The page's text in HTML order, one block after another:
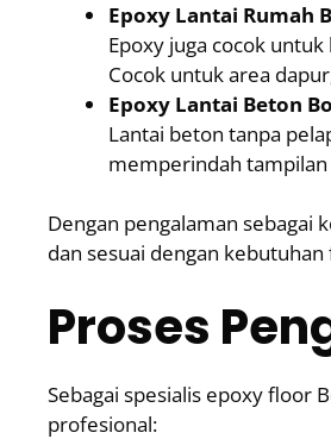
Epoxy Lantai Rumah
Epoxy juga cocok
Cocok untuk area
Epoxy Lantai Beton
Lantai beton tanpa
memperindah
Dengan pengalaman sebagai
dan sesuai dengan
Proses
Sebagai spesialis epoxy floor
profesional: